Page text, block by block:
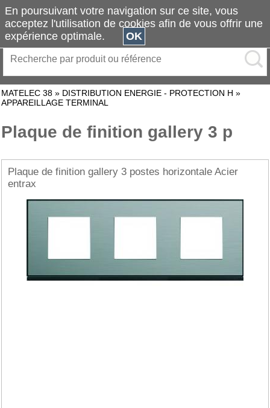
MATELEC 38 » DISTRIBUTION ENERGIE - PROTECTION H »
APPAREILLAGE TERMINAL
Plaque de finition gallery 3 p
Plaque de finition gallery 3 postes horizontale Acier
entrax
En poursuivant votre navigation sur ce site, vous
acceptez l'utilisation de cookies afin de vous offrir une
expérience optimale.
OK